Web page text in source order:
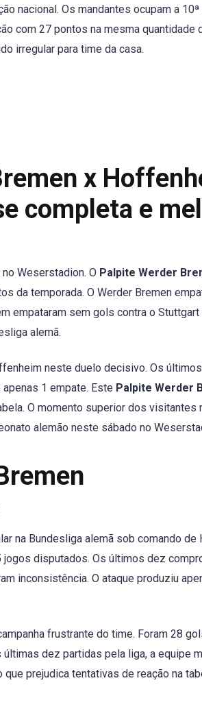
nacional. Os mandantes ocupam a
com 27 pontos na mesma quantidade
irregular para time da casa.
x
completa e
Weserstadion. O Palpite Werder
da temporada. O Werder Bremen
empataram sem gols contra o
alemã.
neste duelo decisivo. Os
1 empate. Este Palpite Werder
O momento superior dos visitantes
alemão neste sábado no
na Bundesliga alemã sob comando
disputados. Os últimos dez
inconsistência. O ataque produziu
frustrante do time. Foram 28
dez partidas pela liga, a equipe
prejudica tentativas de reação na